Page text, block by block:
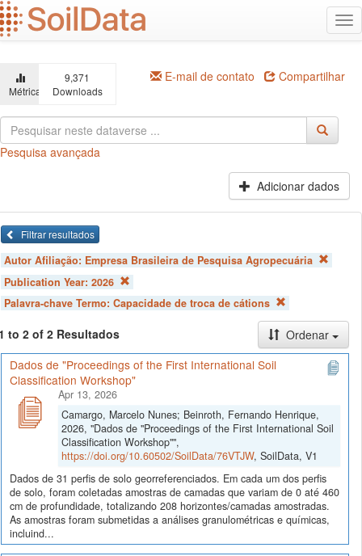
Ir
para
o
principal
Métricas
9,371
Downloads
E-mail de contato Compartilhar
Pesquisa avançada
Adicionar dados
Filtrar resultados
Autor Afiliação: Empresa Brasileira de Pesquisa Agropecuária
Publication Year: 2026
Palavra-chave Termo: Capacidade de troca de cátions
to 2 of 2 Resultados
Ordenar
Dados de "Proceedings of the First International Soil
Classification Workshop"
Apr 13, 2026
Camargo, Marcelo Nunes; Beinroth, Fernando Henrique,
2026, "Dados de "Proceedings of the First International Soil
Classification Workshop"",
https://doi.org/10.60502/SoilData/76VTJW, SoilData, V1
Dados de 31 perfis de solo georreferenciados. Em cada um dos perfis
de solo, foram coletadas amostras de camadas que variam de 0 até 460
cm de profundidade, totalizando 208 horizontes/camadas amostradas.
As amostras foram submetidas a análises granulométricas e químicas,
incluind...